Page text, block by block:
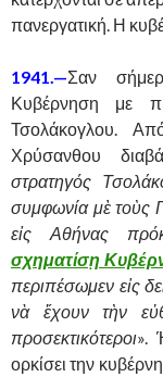
πανεργατική. Η
1941.—Σαν
Κυβέρνηση με
Τσολάκογλου.
Χρύσανθου
στρατηγός
συμφωνία μὲ τοὺς
εἰς Αθήνας
σχηματίσῃ
περιπέσωμεν εἰς
νὰ ἔχουν τὴν
προσεκτικότεροι».
ορκίσει την